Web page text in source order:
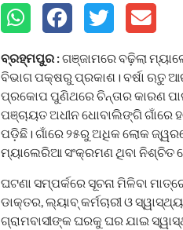
ବ୍ରହ୍ମପୁର :ଗଞ୍ଜାମରେ ବଢ଼ିଲା
ବିଭାଗ ପକ୍ଷରୁ ପ୍ରକାଶ। ବର୍ଷା ଋତୁ
ପ୍ରକୋପ ପୁଣିଥରେ ଚିନ୍ତାର କାରଣ
ପଞ୍ଚାୟତ ଅଧୀନ ଧୋବାଲିଙ୍ଗି ଗାଁରେ
ପଡ଼ିଛି। ଗାଁରେ ୨୫ରୁ ଅଧିକ ଲୋକ
ମ୍ୟାଲେରିଆ ସଂକ୍ରମଣ ଥିବା ନିଶ୍ଚିତ
ଘଟଣା ସମ୍ପର୍କରେ ସୂଚନା ମିଳିବା
ଡାକ୍ତର, ଲ୍ୟାବ୍ କର୍ମଚାରୀ ଓ
ଗ୍ରାମବାସୀଙ୍କ ଘରକୁ ଘର ଯାଇ